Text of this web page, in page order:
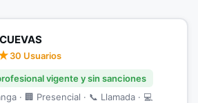
30 Usuarios
vigente y sin sanciones
· 🏢 Presencial · 📞 Llamada · 💻